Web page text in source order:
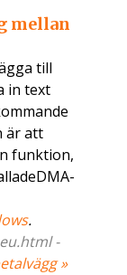
mellan
till
in text
är att
funktion,
.
-
»